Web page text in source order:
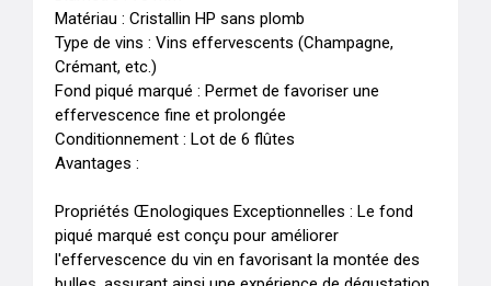
Matériau : Cristallin HP sans plomb
Type de vins : Vins effervescents (Champagne,
Crémant, etc.)
Fond piqué marqué : Permet de favoriser une
effervescence fine et prolongée
Conditionnement : Lot de 6 flûtes
Avantages :
Propriétés Œnologiques Exceptionnelles : Le fond
piqué marqué est conçu pour améliorer
l'effervescence du vin en favorisant la montée des